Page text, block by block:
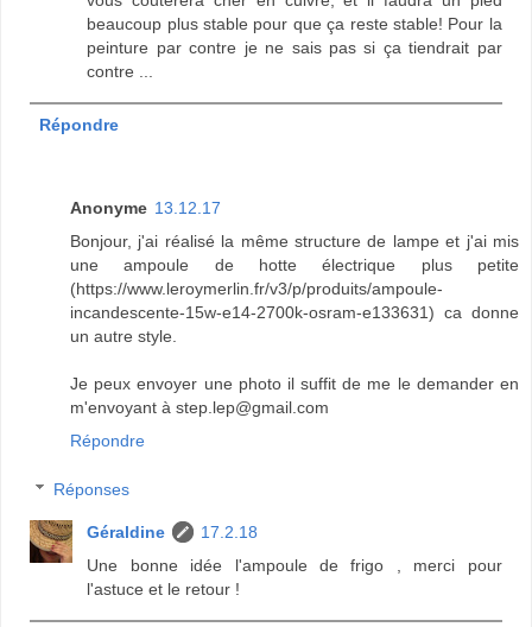
beaucoup plus stable pour que ça reste stable! Pour la
peinture par contre je ne sais pas si ça tiendrait par
contre ...
Répondre
Anonyme 13.12.17
Bonjour, j'ai réalisé la même structure de lampe et j'ai mis
une ampoule de hotte électrique plus petite
(https://www.leroymerlin.fr/v3/p/produits/ampoule-
incandescente-15w-e14-2700k-osram-e133631) ca donne
un autre style.
Je peux envoyer une photo il suffit de me le demander en
m'envoyant à step.lep@gmail.com
Répondre
Réponses
Géraldine
17.2.18
Une bonne idée l'ampoule de frigo , merci pour
l'astuce et le retour !